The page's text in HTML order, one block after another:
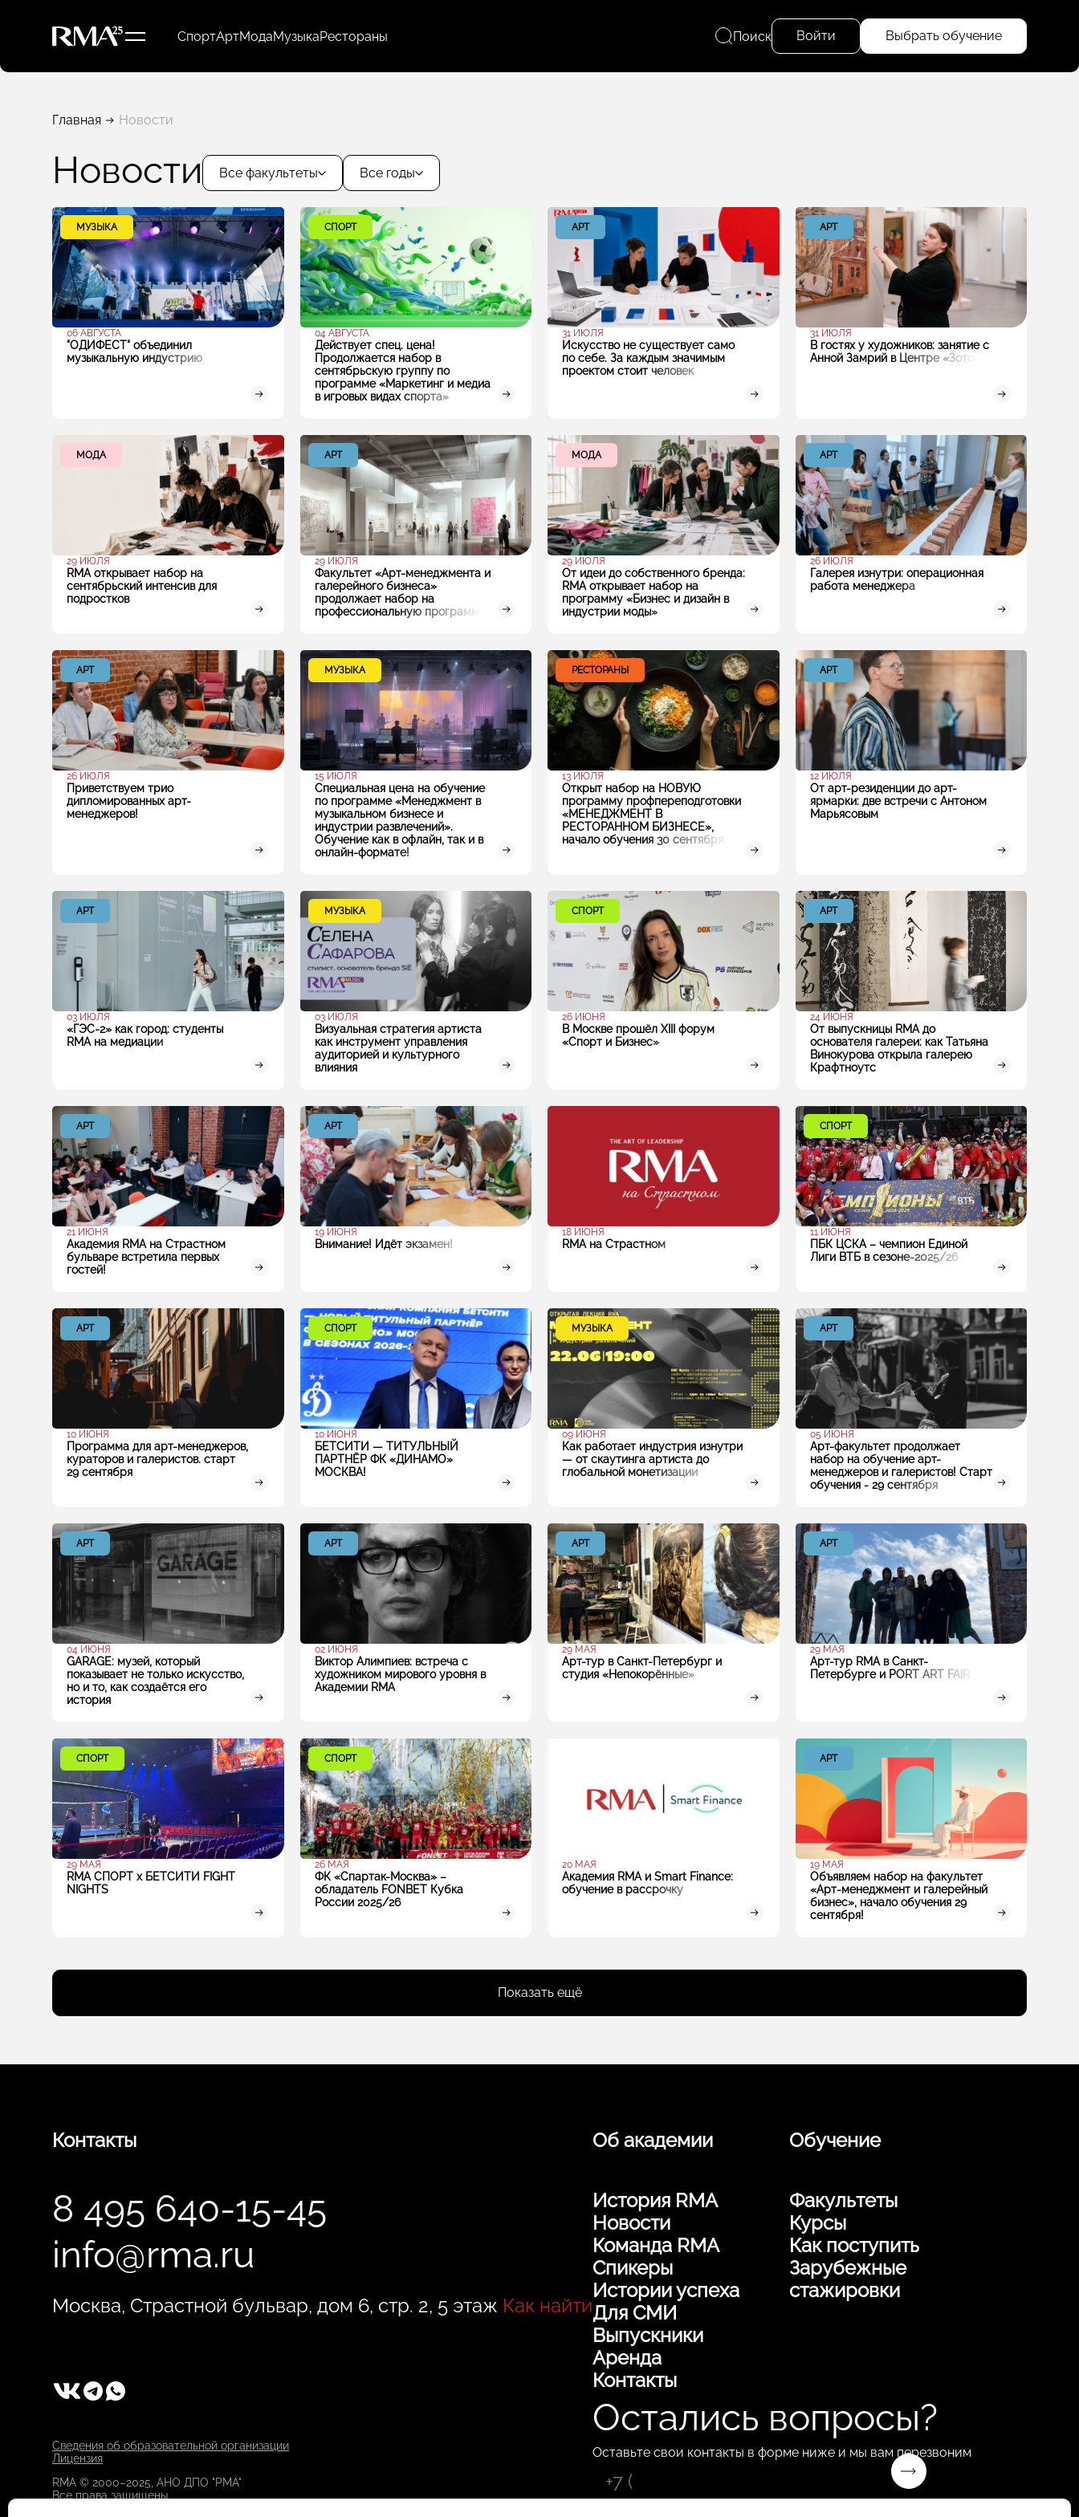
СпортАртМодаМузыкаРестораны Поиск Войти Выбрать обучение
Главная Новости
Новости Все факультеты Все годы
МУЗЫКА
06 АВГУСТА
"ОДИФЕСТ" объединил
музыкальную индустрию
СПОРТ
04 АВГУСТА
Действует спец. цена!
Продолжается набор в
сентябрьскую группу по
программе «Маркетинг и медиа
в игровых видах спорта»
АРТ
31 ИЮЛЯ
Искусство не существует само
по себе. За каждым значимым
проектом стоит человек
АРТ
31 ИЮЛЯ
В гостях у художников: занятие с
Анной Замрий в Центре «Зотов»
МОДА
29 ИЮЛЯ
RMA открывает набор на
сентябрьский интенсив для
подростков
АРТ
29 ИЮЛЯ
Факультет «Арт-менеджмента и
галерейного бизнеса»
продолжает набор на
профессиональную программу
МОДА
29 ИЮЛЯ
От идеи до собственного бренда:
RMA открывает набор на
программу «Бизнес и дизайн в
индустрии моды»
АРТ
26 ИЮЛЯ
Галерея изнутри: операционная
работа менеджера
АРТ
26 ИЮЛЯ
Приветствуем трио
дипломированных арт-
менеджеров!
МУЗЫКА
15 ИЮЛЯ
Специальная цена на обучение
по программе «Менеджмент в
музыкальном бизнесе и
индустрии развлечений».
Обучение как в офлайн, так и в
онлайн-формате!
РЕСТОРАНЫ
13 ИЮЛЯ
Открыт набор на НОВУЮ
программу профпереподготовки
«МЕНЕДЖМЕНТ В
РЕСТОРАННОМ БИЗНЕСЕ»,
начало обучения 30 сентября
АРТ
12 ИЮЛЯ
От арт-резиденции до арт-
ярмарки: две встречи с Антоном
Марьясовым
АРТ
03 ИЮЛЯ
«ГЭС-2» как город: студенты
RMA на медиации
МУЗЫКА
03 ИЮЛЯ
Визуальная стратегия артиста
как инструмент управления
аудиторией и культурного
влияния
СПОРТ
26 ИЮНЯ
В Москве прошёл XIII форум
«Спорт и Бизнес»
АРТ
24 ИЮНЯ
От выпускницы RMA до
основателя галереи: как Татьяна
Винокурова открыла галерею
Крафтноутс
АРТ
21 ИЮНЯ
Академия RMA на Страстном
бульваре встретила первых
гостей!
АРТ
19 ИЮНЯ
Внимание! Идёт экзамен!
18 ИЮНЯ
RMA на Страстном
СПОРТ
11 ИЮНЯ
ПБК ЦСКА – чемпион Единой
Лиги ВТБ в сезоне-2025/26
АРТ
10 ИЮНЯ
Программа для арт-менеджеров,
кураторов и галеристов. старт
29 сентября
СПОРТ
10 ИЮНЯ
БЕТСИТИ — ТИТУЛЬНЫЙ
ПАРТНЁР ФК «ДИНАМО»
МОСКВА!
МУЗЫКА
09 ИЮНЯ
Как работает индустрия изнутри
— от скаутинга артиста до
глобальной монетизации
АРТ
05 ИЮНЯ
Арт-факультет продолжает
набор на обучение арт-
менеджеров и галеристов! Старт
обучения - 29 сентября
АРТ
04 ИЮНЯ
GARAGE: музей, который
показывает не только искусство,
но и то, как создаётся его
история
АРТ
02 ИЮНЯ
Виктор Алимпиев: встреча с
художником мирового уровня в
Академии RMA
АРТ
29 МАЯ
Арт-тур в Санкт-Петербург и
студия «Непокорённые»
АРТ
29 МАЯ
Арт-тур RMA в Санкт-
Петербурге и PORT ART FAIR
СПОРТ
29 МАЯ
RMA СПОРТ х БЕТСИТИ FIGHT
NIGHTS
СПОРТ
26 МАЯ
ФК «Спартак-Москва» –
обладатель FONBET Кубка
России 2025/26
20 МАЯ
Академия RMA и Smart Finance:
обучение в рассрочку
АРТ
19 МАЯ
Объявляем набор на факультет
«Арт‑менеджмент и галерейный
бизнес», начало обучения 29
сентября!
Показать ещё
Контакты
8 495 640-15-45
info@rma.ru
Москва, Страстной бульвар, дом 6, стр. 2, 5 этаж Как найти
Сведения об образовательной организации
Лицензия
RMA © 2000–2025, АНО ДПО "РМА"
Все права защищены
Обучение
Факультеты
Курсы
Как поступить
Зарубежные
стажировки
Об академии
История RMA
Новости
Команда RMA
Спикеры
Истории успеха
Для СМИ
Выпускники
Аренда
Контакты
Остались вопросы?
Оставьте свои контакты в форме ниже и мы вам перезвоним